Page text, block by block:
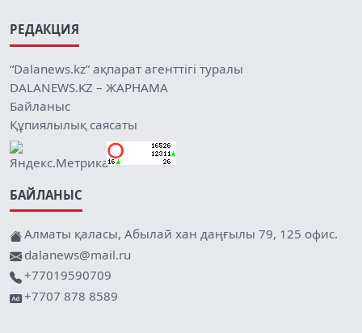
РЕДАКЦИЯ
“Dalanews.kz” ақпарат агенттігі туралы
DALANEWS.KZ – ЖАРНАМА
Байланыс
Құпиялылық саясаты
БАЙЛАНЫС
Алматы қаласы, Абылай хан даңғылы 79, 125 офис.
dalanews@mail.ru
+77019590709
+7707 878 8589